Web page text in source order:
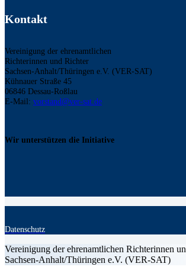
Kontakt
Vereinigung der ehrenamtlichen
Richterinnen und Richter
Sachsen-Anhalt/Thüringen e.V. (VER-SAT)
Kühnauer Straße 45
06846 Dessau-Roßlau
E-Mail: vorstand@ver-sat.de
Wir unterstützen die Initiative
Datenschutz
Vereinigung der ehrenamtlichen Richterinnen
Sachsen-Anhalt/Thüringen e.V. (VER-SAT)